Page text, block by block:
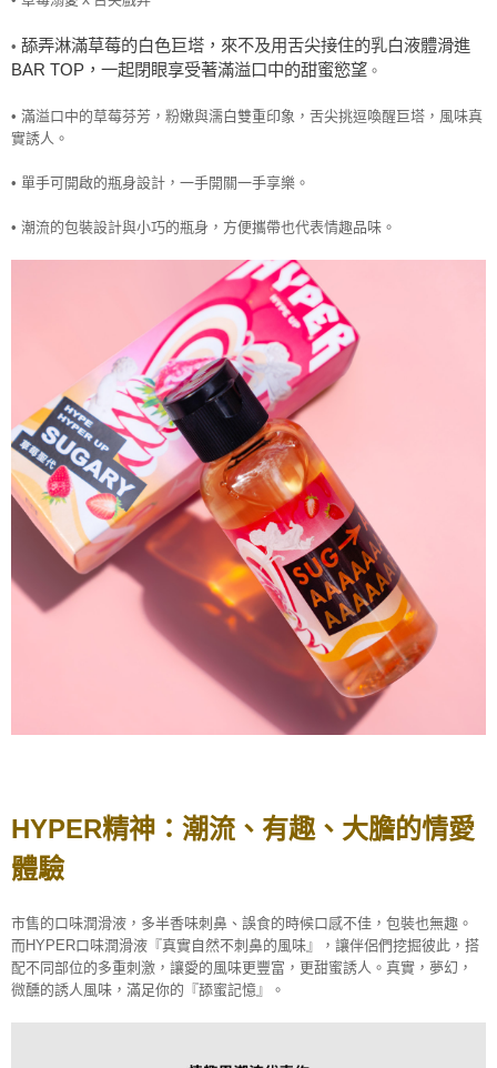
• 舔弄淋滿草莓的白色巨塔，來不及用舌尖接住的乳白液體滑進
BAR TOP ，一起閉眼享受著滿溢口中的甜蜜慾望 。
• 滿溢口中的草莓芬芳， 粉嫩與濡白雙重印象，舌尖挑逗喚醒巨塔，風味真
實誘人。
• 單手可開啟的瓶身設計，一手開關一手享樂。
• 潮流的包裝設計與小巧的瓶身，方便攜帶也代表情趣品味。
HYPER精神：潮流、有趣、大膽的情愛
體驗
市售的口味潤滑液，多半香味刺鼻、誤食的時候口感不佳，包裝也無趣。
而HYPER口味潤滑液『真實自然不刺鼻的風味』，讓伴侶們挖掘彼此，搭
配不同部位的多重刺激，讓愛的風味更豐富，更甜蜜誘人。真實，夢幻，
微醺的誘人風味，滿足你的『舔蜜記憶』。